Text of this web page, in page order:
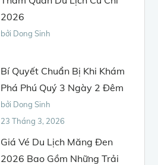
2026
bởi Dong Sinh
Bí Quyết Chuẩn Bị Khi Khám
Phá Phú Quý 3 Ngày 2 Đêm
bởi Dong Sinh
23 Tháng 3, 2026
Giá Vé Du Lịch Măng Đen
2026 Bao Gồm Những Trải